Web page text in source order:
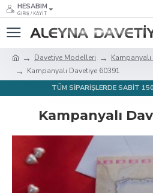
HESABIM
GIRIŞ / KAYIT
Davetiye Modelleri
Kampanyalı Davetiye 60391
TÜM SİPARİŞLERDE SABİT
Kampanyalı